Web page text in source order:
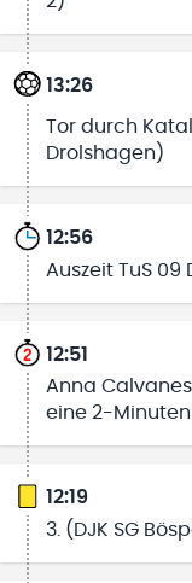
13:26
Tor durch
Drolshagen)
12:56
Auszeit TuS 09
12:51
Anna
eine 2-
12:19
3. (DJK SG